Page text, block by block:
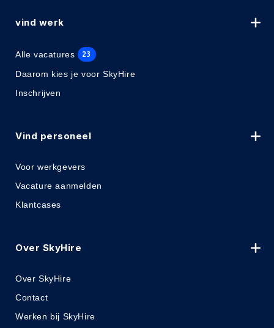
vind werk
Alle vacatures 23
Daarom kies je voor SkyHire
Inschrijven
Vind personeel
Voor werkgevers
Vacature aanmelden
Klantcases
Over SkyHire
Over SkyHire
Contact
Werken bij SkyHire